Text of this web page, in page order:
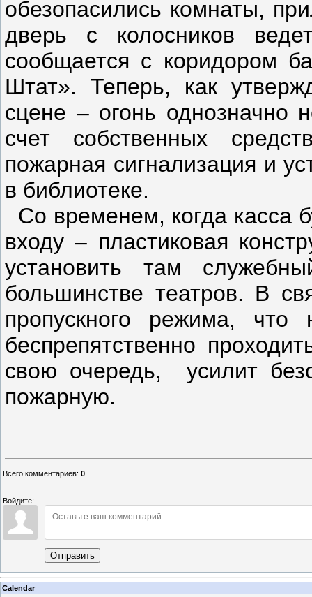
обезопасились комнаты,
дверь с колосников
сообщается с коридором
Штат». Теперь, как
сцене – огонь однозначно
счет собственных
пожарная сигнализация и
в библиотеке.
Со временем, когда касса
входу – пластиковая
установить там
большинстве театров. В
пропускного режима,
беспрепятственно
свою очередь, усилит
пожарную.
Всего комментариев: 0
Войдите:
Отправить
Calendar